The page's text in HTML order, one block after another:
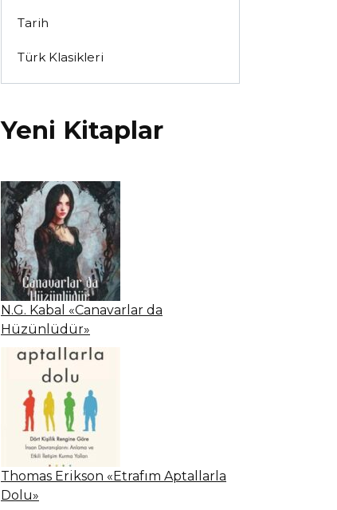
Tarih
Türk Klasikleri
Yeni Kitaplar
N.G. Kabal «Canavarlar da
Hüzünlüdür»
Thomas Erikson «Etrafım Aptallarla
Dolu»